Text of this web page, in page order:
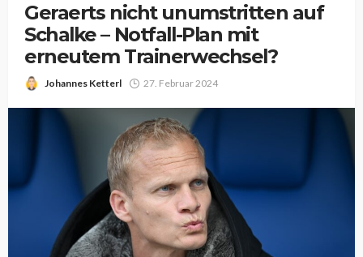
Geraerts nicht unumstritten auf
Schalke – Notfall-Plan mit
erneutem Trainerwechsel?
Johannes Ketterl 27. Februar 2024